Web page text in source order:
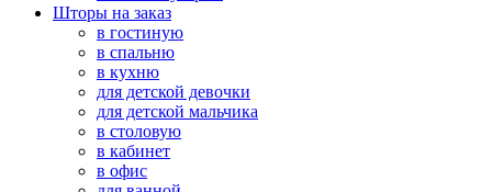
Шторы на заказ
в гостиную
в спальню
в кухню
для детской девочки
для детской мальчика
в столовую
в кабинет
в офис